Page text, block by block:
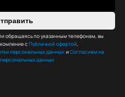
обращаясь по указанным телефонам, вы
с Публичной офертой
персональных данных и Согласием на
данных